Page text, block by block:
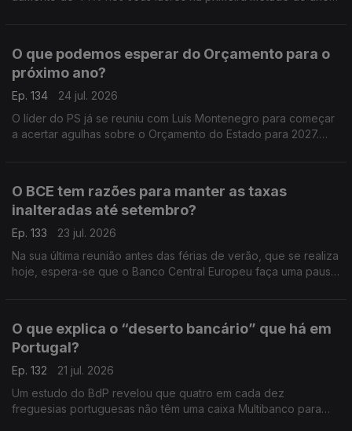
O que podemos esperar do Orçamento para o
próximo ano?
Ep. 134
24 jul. 2026
O líder do PS já se reuniu com Luís Montenegro para começar
a acertar agulhas sobre o Orçamento do Estado para 2027.
O BCE tem razões para manter as taxas
inalteradas até setembro?
Ep. 133
23 jul. 2026
Na sua última reunião antes das férias de verão, que se realiza
hoje, espera-se que o Banco Central Europeu faça uma pausa
O que explica o “deserto bancário” que há em
Portugal?
Ep. 132
21 jul. 2026
Um estudo do BdP revelou que quatro em cada dez
freguesias portuguesas não têm uma caixa Multibanco para